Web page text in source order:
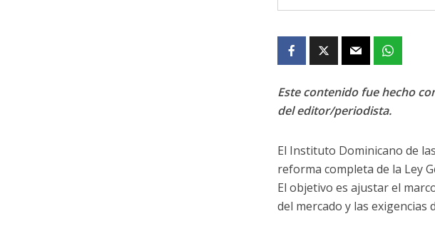
Este contenido fue hecho
del editor/periodista.
El Instituto Dominicano de
reforma completa de la Ley
El objetivo es ajustar el
del mercado y las exigencias